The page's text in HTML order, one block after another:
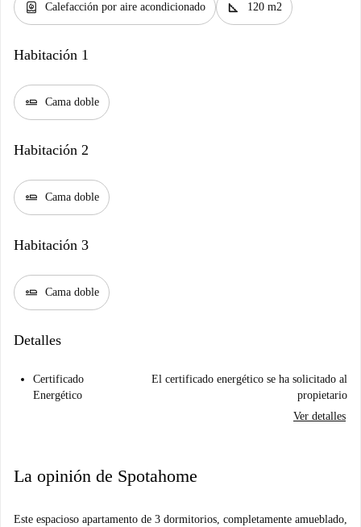
water_heater Calefacción por aire acondicionado square_foot 120 m2
Habitación 1
airline_seat_flat Cama doble
Habitación 2
airline_seat_flat Cama doble
Habitación 3
airline_seat_flat Cama doble
Detalles
Certificado
Energético
El certificado energético se ha solicitado al
propietario
Ver detalles
La opinión de Spotahome
Este espacioso apartamento de 3 dormitorios, completamente amueblado,